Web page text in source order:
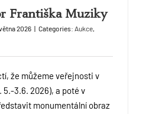
Františka Muziky
2026 | Categories: Aukce,
že můžeme veřejnosti v
5.-3.6. 2026), a poté v
monumentální obraz